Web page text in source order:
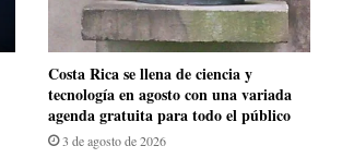
​Costa Rica se llena de ciencia y
tecnología en agosto con una variada
agenda gratuita para todo el público
3 de agosto de 2026